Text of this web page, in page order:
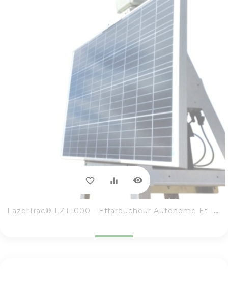
favorite_border equalizer visibility
LazerTrac® LZT1000 - Effaroucheur Autonome Et Intuitif